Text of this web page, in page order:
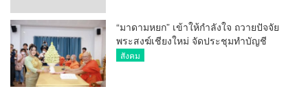
“มาดามหยก” เข้าให้กำลังใจ ถวายปัจจัย
พระสงฆ์เชียงใหม่ จัดประชุมทำบัญชี
รายรับรายจ่ายของวัด กว่า 300 รูป ที่วัด
สังคม